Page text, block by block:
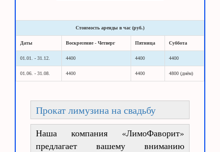
Стоимость аренды в час (руб.)
Даты Воскресение - Четверг Пятница Суббота
01.01. - 31.12. 4400 4400 4400
01.06. - 31.08. 4400 4400 4800 (днём)
Прокат лимузина на свадьбу
Наша компания «ЛимоФаворит»
предлагает вашему вниманию